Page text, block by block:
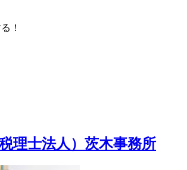
！
理士法人）茨木事務所